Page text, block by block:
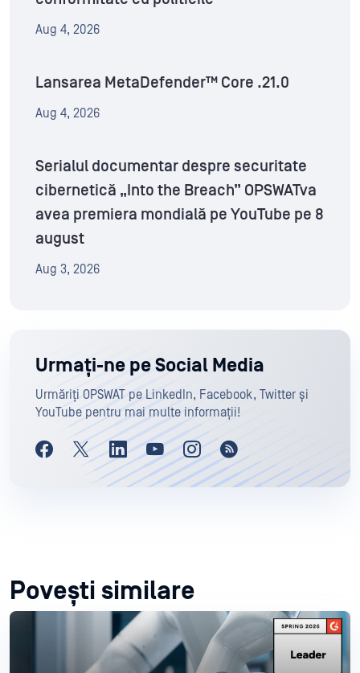
Aug 4, 2026
Lansarea MetaDefender™ Core .21.0
Aug 4, 2026
Serialul documentar despre securitate
cibernetică „Into the Breach” OPSWATva
avea premiera mondială pe YouTube pe 8
august
Aug 3, 2026
Urmați-ne pe Social Media
Urmăriți OPSWAT pe LinkedIn, Facebook, Twitter și
YouTube pentru mai multe informații!
Povești similare